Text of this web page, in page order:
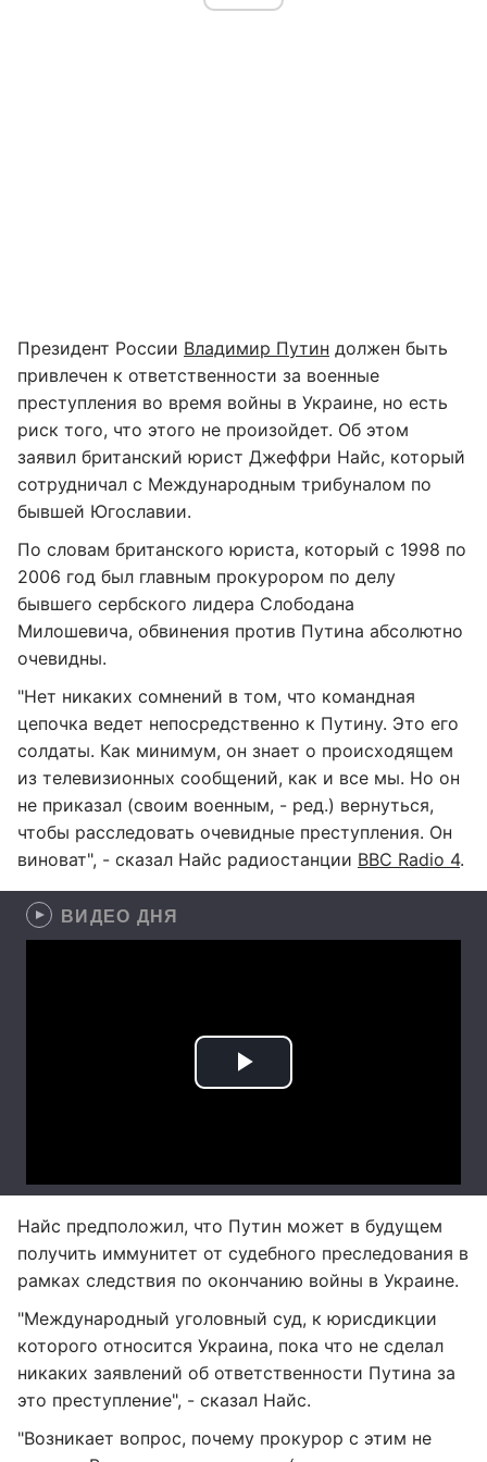
Президент России Владимир Путин должен быть
привлечен к ответственности за военные
преступления во время войны в Украине, но есть
риск того, что этого не произойдет. Об этом
заявил британский юрист Джеффри Найс, который
сотрудничал с Международным трибуналом по
бывшей Югославии.
По словам британского юриста, который с 1998 по
2006 год был главным прокурором по делу
бывшего сербского лидера Слободана
Милошевича, обвинения против Путина абсолютно
очевидны.
"Нет никаких сомнений в том, что командная
цепочка ведет непосредственно к Путину. Это его
солдаты. Как минимум, он знает о происходящем
из телевизионных сообщений, как и все мы. Но он
не приказал (своим военным, - ред.) вернуться,
чтобы расследовать очевидные преступления. Он
виноват", - сказал Найс радиостанции BBC Radio 4.
ВИДЕО ДНЯ
Найс предположил, что Путин может в будущем
получить иммунитет от судебного преследования в
рамках следствия по окончанию войны в Украине.
"Международный уголовный суд, к юрисдикции
которого относится Украина, пока что не сделал
никаких заявлений об ответственности Путина за
это преступление", - сказал Найс.
"Возникает вопрос, почему прокурор с этим не